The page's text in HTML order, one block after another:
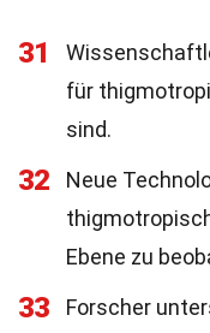
31
für
sind.
32
Neue
Ebene zu
33
Forscher